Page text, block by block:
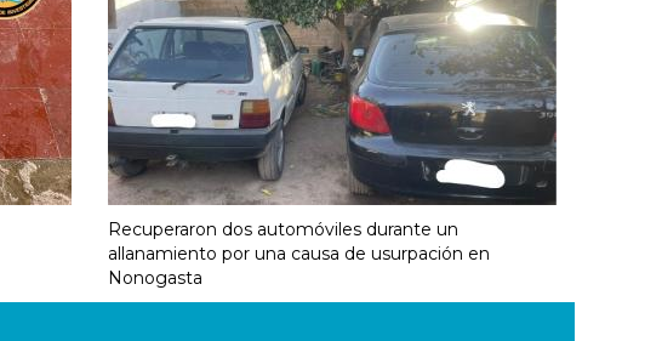
Recuperaron dos automóviles durante un
allanamiento por una causa de usurpación en
Nonogasta